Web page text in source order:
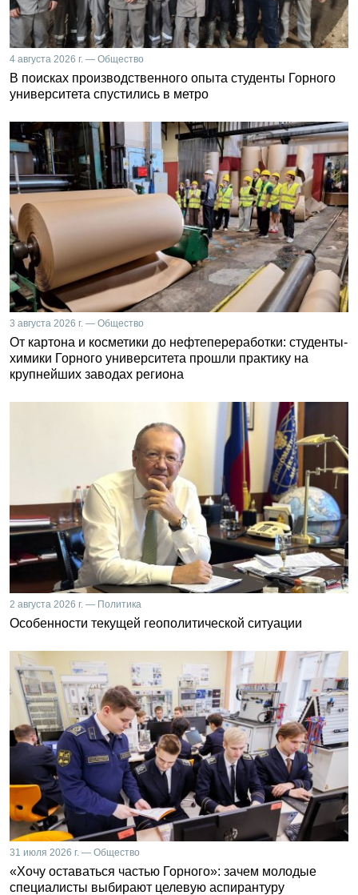
4 августа 2026 г. — Общество
В поисках производственного опыта студенты Горного
университета спустились в метро
3 августа 2026 г. — Общество
От картона и косметики до нефтепереработки: студенты-
химики Горного университета прошли практику на
крупнейших заводах региона
2 августа 2026 г. — Политика
Особенности текущей геополитической ситуации
31 июля 2026 г. — Общество
«Хочу оставаться частью Горного»: зачем молодые
специалисты выбирают целевую аспирантуру